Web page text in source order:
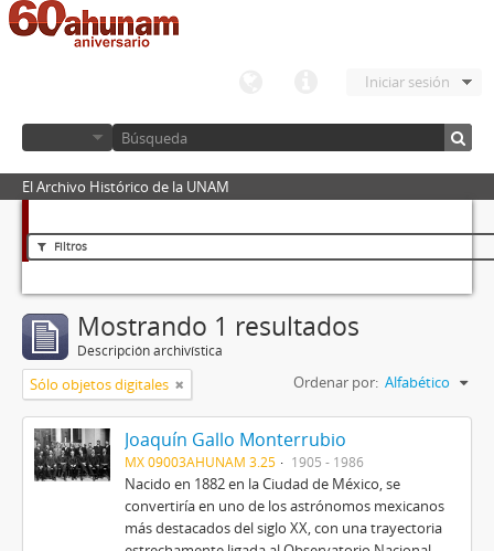
Iniciar sesión
El Archivo Histórico de la UNAM
Filtros
Mostrando 1 resultados
Descripción archivística
Sólo objetos digitales Ordenar por: Alfabético
Joaquín Gallo Monterrubio
MX 09003AHUNAM 3.25 1905 - 1986
Nacido en 1882 en la Ciudad de México, se
convertiría en uno de los astrónomos mexicanos
más destacados del siglo XX, con una trayectoria